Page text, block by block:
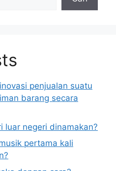
penjualan suatu
barang secara
luar negeri dinamakan?
pertama kali